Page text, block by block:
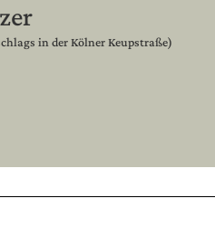
in der Kölner Keupstraße)